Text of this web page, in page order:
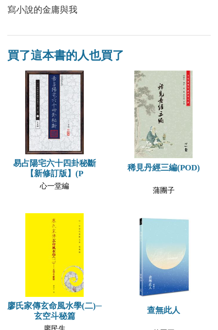
寫小說的金庸與我
買了這本書的人也買了
易占陽宅六十四卦秘斷
【新修訂版】(P
心一堂編
稀見丹經三編(POD)
蒲團子
廖氏家傳玄命風水學(二)─
玄空斗秘篇
查無此人